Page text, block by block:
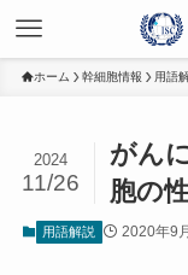
ホーム 幹細胞情報 用語
がん
胞の
2024
11/26
用語解説 2020年9